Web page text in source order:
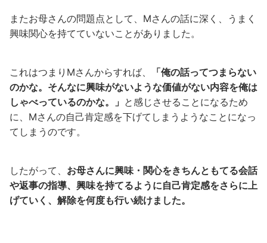
またお母さんの問題点として、Mさんの話に深く、うまく
興味関心を持てていないことがありました。
これはつまりMさんからすれば、
「俺の話ってつまらない
のかな。そんなに興味がないような価値がない内容を俺は
しゃべっているのかな。」 と感じさせることになるため
に、Mさんの自己肯定感を下げてしまうようなことになっ
てしまうのです。
したがって、 お母さんに興味・関心をきちんともてる会話
や返事の指導、興味を持てるように自己肯定感をさらに上
げていく、解除を何度も行い続けました。